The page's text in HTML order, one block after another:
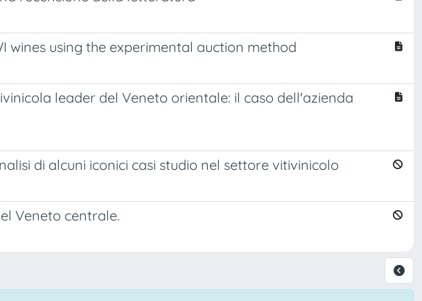
wines using the experimental auction method
leader del Veneto orientale: il caso dell'azienda
di alcuni iconici casi studio nel settore vitivinicolo
Veneto centrale.